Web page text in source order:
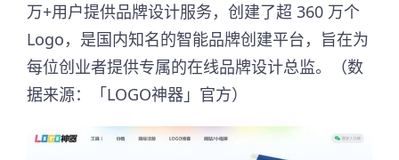
万+用户提供品牌设计服务，创建了超 360 万个
Logo，是国内知名的智能品牌创建平台，旨在为
每位创业者提供专属的在线品牌设计总监。（数
据来源：「LOGO神器」官方）